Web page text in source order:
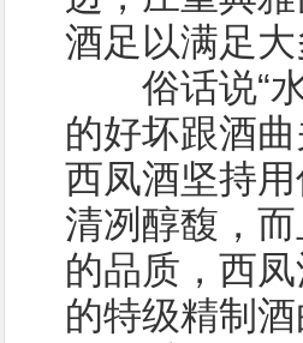
酒足以满足
俗话说“水
的好坏跟酒
西凤酒坚持
清冽醇馥，
的品质，西
的特级精制